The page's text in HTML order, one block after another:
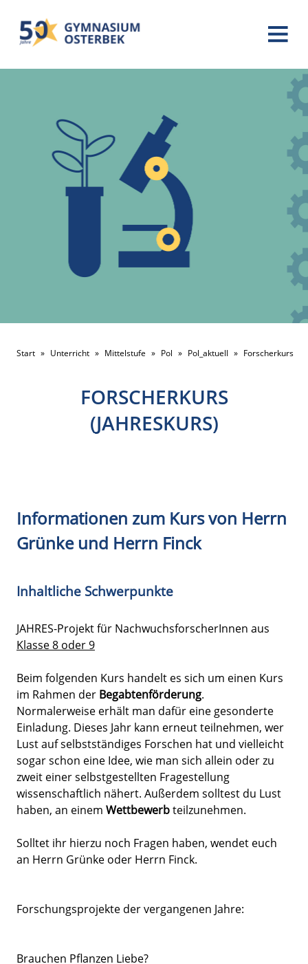
Start » Unterricht » Mittelstufe » Pol » Pol_aktuell » Forscherkurs
FORSCHERKURS
(JAHRESKURS)
Informationen zum Kurs von Herrn
Grünke und Herrn Finck
Inhaltliche Schwerpunkte
JAHRES-Projekt für NachwuchsforscherInnen aus
Klasse 8 oder 9
Beim folgenden Kurs handelt es sich um einen Kurs
im Rahmen der Begabtenförderung.
Normalerweise erhält man dafür eine gesonderte
Einladung. Dieses Jahr kann erneut teilnehmen, wer
Lust auf selbstständiges Forschen hat und vielleicht
sogar schon eine Idee, wie man sich allein oder zu
zweit einer selbstgestellten Fragestellung
wissenschaftlich nähert. Außerdem solltest du Lust
haben, an einem Wettbewerbteilzunehmen.
Solltet ihr hierzu noch Fragen haben, wendet euch
an Herrn Grünke oder Herrn Finck.
Forschungsprojekte der vergangenen Jahre:
Brauchen Pflanzen Liebe?